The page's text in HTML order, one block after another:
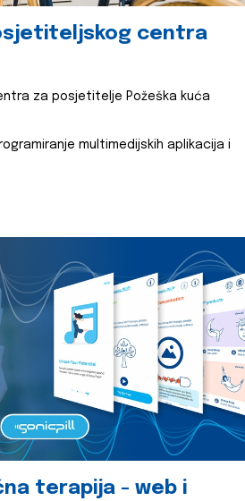
centra
za posjetitelje Požeška kuća
multimedijskih aplikacija i
terapija - web i